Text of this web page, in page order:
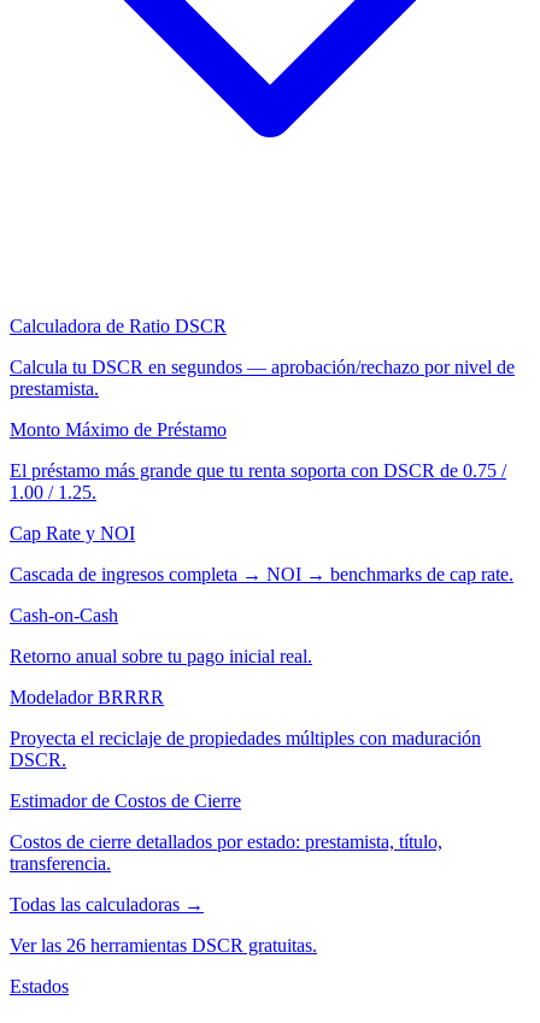
Calculadora de Ratio DSCR
Calcula tu DSCR en segundos — aprobación/rechazo por nivel de
prestamista.
Monto Máximo de Préstamo
El préstamo más grande que tu renta soporta con DSCR de 0.75 /
1.00 / 1.25.
Cap Rate y NOI
Cascada de ingresos completa → NOI → benchmarks de cap rate.
Cash-on-Cash
Retorno anual sobre tu pago inicial real.
Modelador BRRRR
Proyecta el reciclaje de propiedades múltiples con maduración
DSCR.
Estimador de Costos de Cierre
Costos de cierre detallados por estado: prestamista, título,
transferencia.
Todas las calculadoras →
Ver las 26 herramientas DSCR gratuitas.
Estados